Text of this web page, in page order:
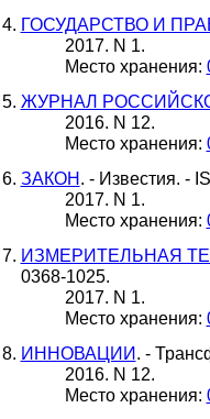
ГОСУДАРСТВО И
2017. N 1.
Место хранения:
ЖУРНАЛ
2016. N 12.
Место хранения:
ЗАКОН. - Известия. -
2017. N 1.
Место хранения:
ИЗМЕРИТЕЛЬНАЯ
0368-1025.
2017. N 1.
Место хранения:
ИННОВАЦИИ. -
2016. N 12.
Место хранения: